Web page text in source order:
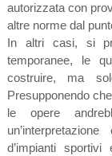
autorizzata con
altre norme dal
In altri casi, si
temporanee, le
costruire, ma
Presupponendo
le opere
d’impianti